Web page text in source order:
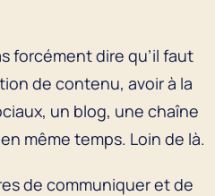
forcément dire qu’il faut
de contenu, avoir à la
un blog, une chaîne
même temps. Loin de là.
de communiquer et de